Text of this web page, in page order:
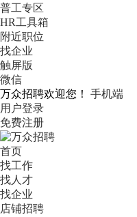
普工专区
HR工具箱
附近职位
找企业
触屏版
微信
万众招聘欢迎您！
手机端
用户登录
免费注册
首页
找工作
找人才
找企业
店铺招聘